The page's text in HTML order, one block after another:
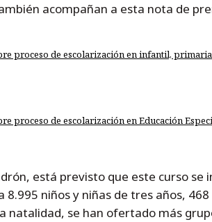
acompañan a esta nota de
proceso de escolarización en infantil, primaria
proceso de escolarización en Educación
está previsto que este curso se
niños y niñas de tres años,
natalidad, se han ofertado más